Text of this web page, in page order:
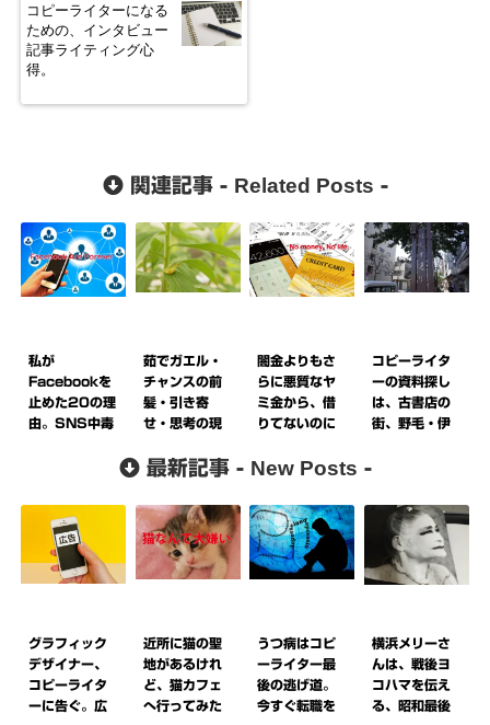
コピーライターになる
ための、インタビュー
記事ライティング心
得。
関連記事 - Related Posts -
私が
Facebookを
止めた20の理
由。SNS中毒
るために。
茹でガエル・
チャンスの前
髪・引き寄
せ・思考の現
ない。
闇金よりもさ
らに悪質なヤ
ミ金から、借
りてないのに
た話。
コピーライタ
ーの資料探し
は、古書店の
街、野毛・伊
最新記事 - New Posts -
グラフィック
デザイナー、
コピーライタ
ーに告ぐ。広
近所に猫の聖
地があるけれ
ど、猫カフェ
へ行ってみた
うつ病はコピ
ーライター最
後の逃げ道。
今すぐ転職を
横浜メリーさ
んは、戦後ヨ
コハマを伝え
る、昭和最後